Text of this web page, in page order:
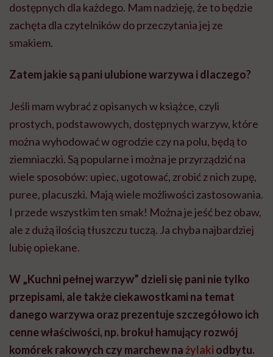
dostępnych dla każdego. Mam nadzieję, że to będzie
zachęta dla czytelników do przeczytania jej ze
smakiem.
Zatem jakie są pani ulubione warzywa i dlaczego?
Jeśli mam wybrać z opisanych w książce, czyli
prostych, podstawowych, dostępnych warzyw, które
można wyhodować w ogrodzie czy na polu, będą to
ziemniaczki. Są popularne i można je przyrządzić na
wiele sposobów: upiec, ugotować, zrobić z nich zupę,
puree, placuszki. Mają wiele możliwości zastosowania.
I przede wszystkim ten smak! Można je jeść bez obaw,
ale z dużą ilością tłuszczu tuczą. Ja chyba najbardziej
lubię opiekane.
W „Kuchni pełnej warzyw” dzieli się pani nie tylko
przepisami, ale także ciekawostkami na temat
danego warzywa oraz prezentuje szczegółowo ich
cenne właściwości, np. brokuł hamujący rozwój
komórek rakowych czy marchew na żylaki odbytu.